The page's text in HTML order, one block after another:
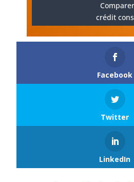
Comparer
crédit
Facebook
Twitter
LinkedIn